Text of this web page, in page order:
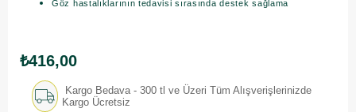
Göz hastalıklarının tedavisi sırasında destek sağlama
₺416,00
Kargo Bedava - 300 tl ve Üzeri Tüm Alışverişlerinizde
Kargo Ücretsiz